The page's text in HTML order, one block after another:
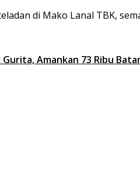
di Mako Lanal TBK,
Gurita, Amankan 73 Ribu